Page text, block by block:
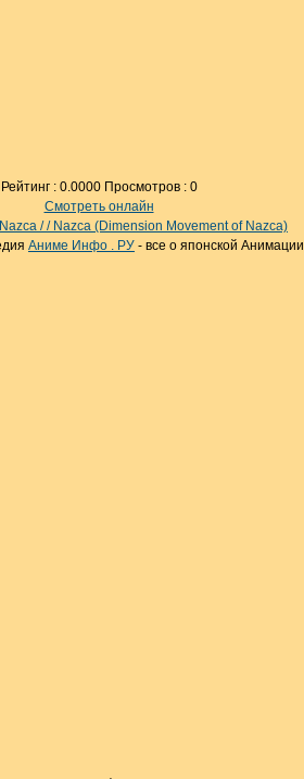
Рейтинг : 0.0000 Просмотров : 0
Смотреть онлайн
/ / Nazca (Dimension Movement of Nazca)
Аниме Инфо . РУ - все о японской Анимации